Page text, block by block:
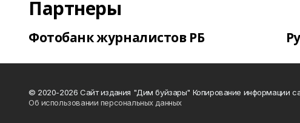
Партнеры
Фотобанк журналистов РБ
© 2020-2026 Сайт издания "Дим буйзары" Копирование информации
Об использовании персональных данных